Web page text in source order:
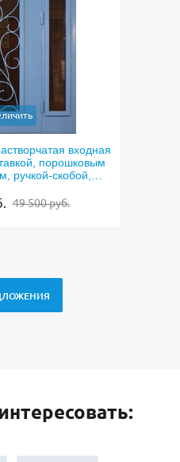
входная
порошковым
ручкой-скобой,
49 500 руб.